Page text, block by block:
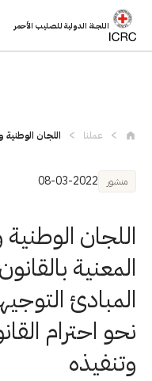
اللجنة الدولية للصليب الأحمر
عملنا اللجان الوطنية
منشور 08-03-2022
اللجان الوطنية
المعنية
المبادئ
نحو احترام
وتنفيذه